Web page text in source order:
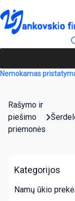
Nemokamas
Rašymo ir
piešimo
priemonės
Kategorijos
Namų ūkio